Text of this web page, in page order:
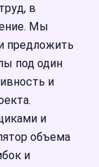
в
Мы
предложить
под один
и
и
объема
и